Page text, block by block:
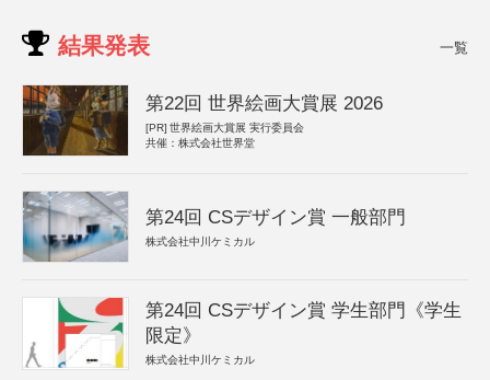
結果発表 一覧
第22回 世界絵画大賞展 2026
[PR] 世界絵画大賞展 実行委員会
共催：株式会社世界堂
第24回 CSデザイン賞 一般部門
株式会社中川ケミカル
第24回 CSデザイン賞 学生部門《学生
限定》
株式会社中川ケミカル